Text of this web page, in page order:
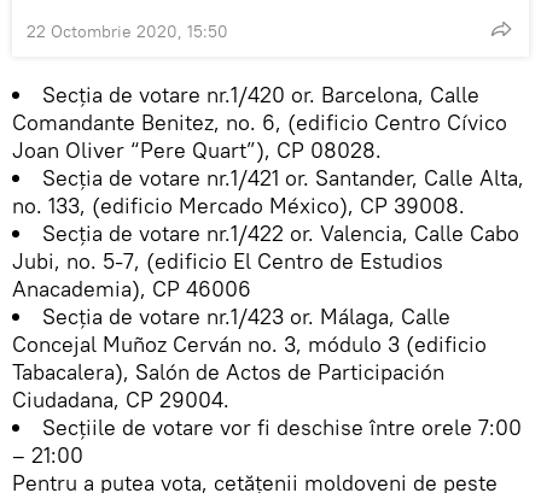
22 Octombrie 2020, 15:50
Secţia de votare nr.1/420 or. Barcelona, Calle
Comandante Benitez, no. 6, (edificio Centro Cívico
Joan Oliver “Pere Quart”), CP 08028.
Secţia de votare nr.1/421 or. Santander, Calle Alta,
no. 133, (edificio Mercado México), CP 39008.
Secţia de votare nr.1/422 or. Valencia, Calle Cabo
Jubi, no. 5-7, (edificio El Centro de Estudios
Anacademia), CP 46006
Secţia de votare nr.1/423 or. Málaga, Calle
Concejal Muñoz Cerván no. 3, módulo 3 (edificio
Tabacalera), Salón de Actos de Participación
Ciudadana, CP 29004.
Secţiile de votare vor fi deschise între orele 7:00
– 21:00
Pentru a putea vota, cetățenii moldoveni de peste